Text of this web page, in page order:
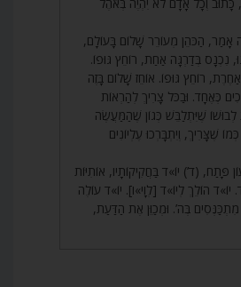
אָמַר, הַכֹּהֵן מְעוֹרֵר שָׁלוֹם בָּעוֹלָם,
נִכְנָס בְּדַרְגָּה אַחַת, רוֹחֵץ גּוּפוֹ.
רוֹחֵץ גּוּפוֹ. אוֹחֵז שָׁלוֹם בָּזֶה
כְּאֶחָד. וּבַכֹּל צָרִיךְ לְהַרְאוֹת
שֶׁיִּתְלַבֵּשׁ כְּגוֹן שֶׁהַמַּעֲשֶׂה
שֶׁצָּרִיךְ, וְיִתְבָּרְכוּ עֶלְיוֹנִים
פָּתַח, (ד’) יוֹ»ד בַּחֲקִיקוֹתָיו, אוֹתִיּוֹת
הוֹלֵךְ לְיוֹ»ד [לְוָי»ו]. יוֹ»ד עוֹלֶה
מִתְכַּנְּסִים בְּה’. וּמְכַוֵּן אֶת הַדַּעַת,